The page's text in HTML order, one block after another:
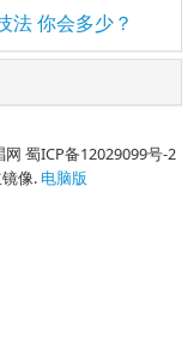
法 你会多少？
蜀ICP备12029099号-2
像. 电脑版